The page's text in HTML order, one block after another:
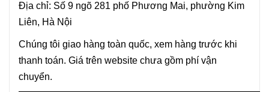
Địa chỉ: Số 9 ngõ 281 phố Phương Mai, phường Kim
Liên, Hà Nội
Chúng tôi giao hàng toàn quốc, xem hàng trước khi
thanh toán. Giá trên website chưa gồm phí vận
chuyển.